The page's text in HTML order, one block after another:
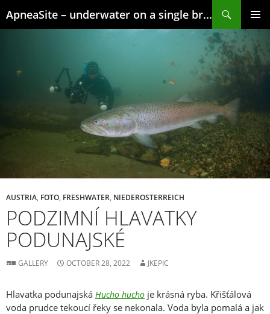
to
ApneaSite – underwater on a single breath
MENU
AUSTRIA FOTO FRESHWATER NIEDEROSTERREICH
PODZIMNÍ HLAVATKY
PODUNAJSKÉ
GALLERY OCTOBER 28, 2022 JKEPIC
Hlavatka podunajská Hucho hucho je krásná ryba. Křišťálová
voda prudce tekoucí řeky se nekonala. Voda byla pomalá a jak